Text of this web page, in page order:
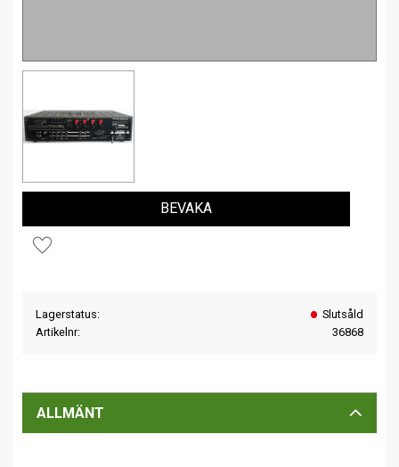
Lägg till i favoriter
BEVAKA
Lagerstatus
Slutsåld
Artikelnr
36868
ALLMÄNT